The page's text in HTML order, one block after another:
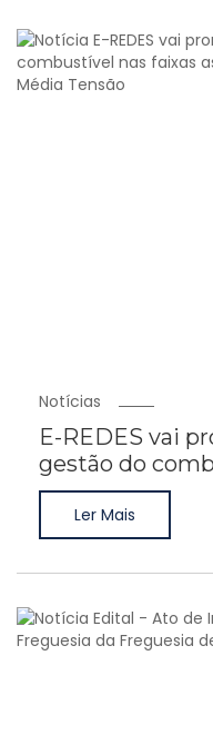
Notícias
E-REDES vai
gestão do
Ler Mais